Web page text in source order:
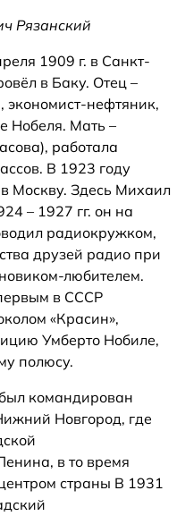
Рязанский
1909 г. в Санкт-
в Баку. Отец –
экономист-нефтяник,
Нобеля. Мать –
работала
В 1923 году
Москву. Здесь Михаил
– 1927 гг. он на
радиокружком,
друзей радио при
любителем.
в СССР
«Красин»,
Умберто Нобиле,
полюсу.
командирован
Новгород, где
в то время
страны В 1931